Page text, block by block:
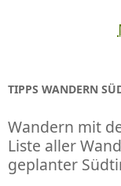
TIPPS WANDERN
Wandern mit
Liste aller
geplanter